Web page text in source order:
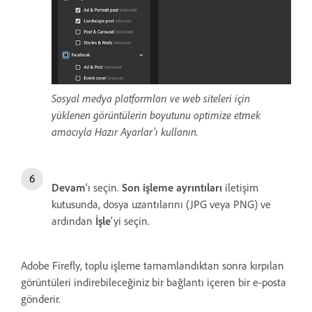
Sosyal medya platformları ve web siteleri için
yüklenen görüntülerin boyutunu optimize etmek
amacıyla Hazır Ayarlar'ı kullanın.
Devam'ı seçin. Son işleme ayrıntıları iletişim
kutusunda, dosya uzantılarını (JPG veya PNG) ve
ardından İşle'yi seçin.
Adobe Firefly, toplu işleme tamamlandıktan sonra kırpılan
görüntüleri indirebileceğiniz bir bağlantı içeren bir e-posta
gönderir.